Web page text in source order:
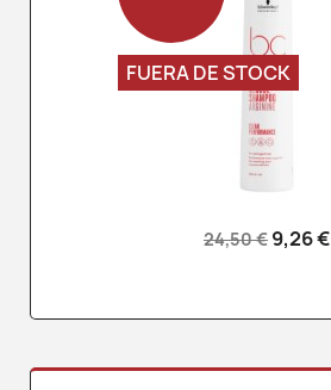
24,50 € 9,26 €
FUERA DE STOCK